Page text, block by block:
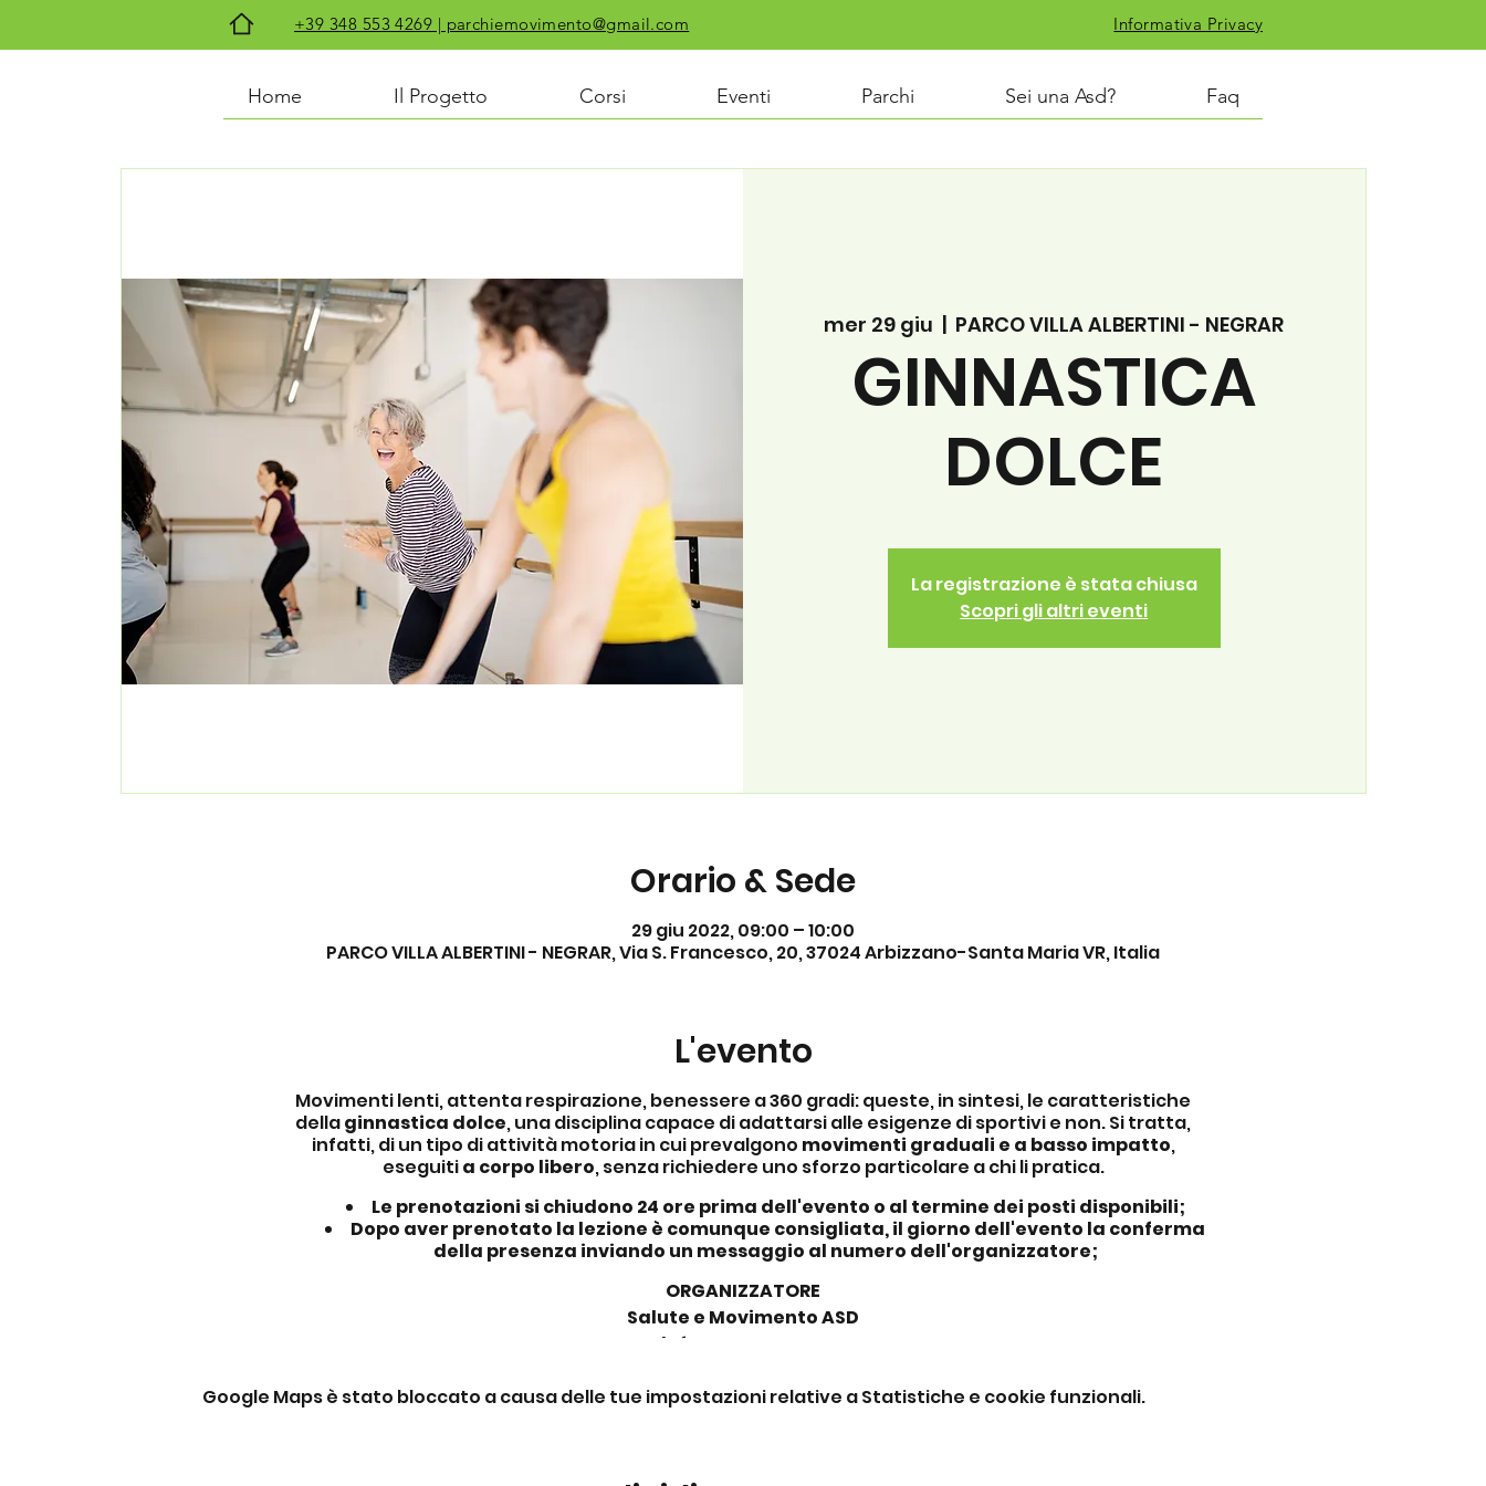
+39 348 553 4269 | parchiemovimento@gmail.com Informativa Privacy
Home Il Progetto Corsi Eventi Parchi Sei una Asd? Faq
mer 29 giu PARCO VILLA ALBERTINI - NEGRAR
GINNASTICA
DOLCE
La registrazione è stata chiusa
Scopri gli altri eventi
Orario & Sede
29 giu 2022, 09:00 – 10:00
PARCO VILLA ALBERTINI - NEGRAR, Via S. Francesco, 20, 37024 Arbizzano-Santa Maria VR, Italia
L'evento
Movimenti lenti, attenta respirazione, benessere a 360 gradi: queste, in sintesi, le caratteristiche
dellaginnastica dolce, una disciplina capace di adattarsi alle esigenze di sportivi e non. Si tratta,
infatti, di un tipo di attività motoria in cui prevalgono movimenti graduali e a basso impatto,
eseguitia corpo libero, senza richiedere uno sforzo particolare a chi li pratica.
Le prenotazioni si chiudono 24 ore prima dell'evento o al termine dei posti disponibili;
Dopo aver prenotato la lezione è comunque consigliata, il giorno dell'evento la conferma
della presenza inviando un messaggio al numero dell'organizzatore;
ORGANIZZATORE
Salute e Movimento ASD
Telefono:
Facebook:Oblò Salute e movimento
Google Maps è stato bloccato a causa delle tue impostazioni relative a Statistiche e cookie funzionali.